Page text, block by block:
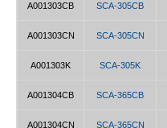
A001303CB SCA-305CB
A001303CN SCA-305CN
A001303K SCA-305K
A001304CB SCA-365CB
A001304CN SCA-365CN